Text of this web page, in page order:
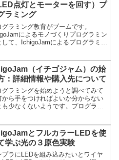
点灯とモーターを回す）プ
ラミング
グラミング教育がブームです。
によるモノづくりプログラミン
して、IchigoJamによるプログラミン
ーボモーターの例を説明していま
（イチゴジャム）の始
：詳細情報や購入先について
グラミングを始めようと調べてみて
から手をつければよいか分からない
も少なくないようです。プログラミ
プログラミングの始め方についてま
ています。
とフルカラーLEDを使
学ぶ光の３原色実験
プラにLEDを組み込みたいとワイヤ